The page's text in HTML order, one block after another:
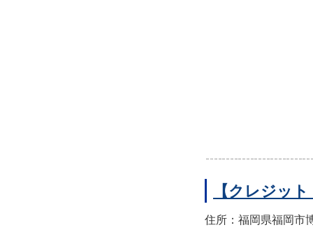
【クレジッ
住所：福岡県福岡市